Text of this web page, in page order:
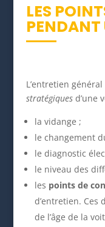
LES
PENDANT
L’entretien
stratégiquesd’une
la vidange ;
le changement
le diagnostic
le niveau des
les points de
d’entretien.
de l’âge de la